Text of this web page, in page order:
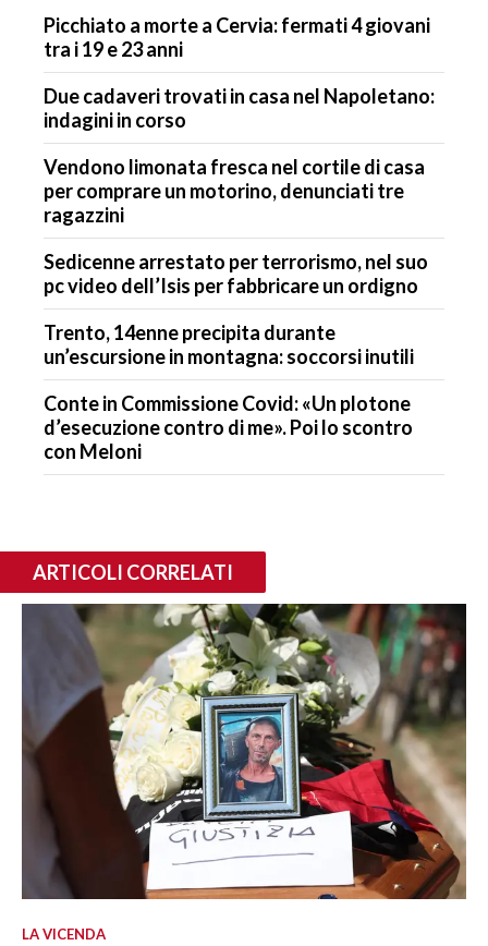
Picchiato a morte a Cervia: fermati 4 giovani
tra i 19 e 23 anni
Due cadaveri trovati in casa nel Napoletano:
indagini in corso
Vendono limonata fresca nel cortile di casa
per comprare un motorino, denunciati tre
ragazzini
Sedicenne arrestato per terrorismo, nel suo
pc video dell’Isis per fabbricare un ordigno
Trento, 14enne precipita durante
un’escursione in montagna: soccorsi inutili
Conte in Commissione Covid: «Un plotone
d’esecuzione contro di me». Poi lo scontro
con Meloni
ARTICOLI CORRELATI
LA VICENDA